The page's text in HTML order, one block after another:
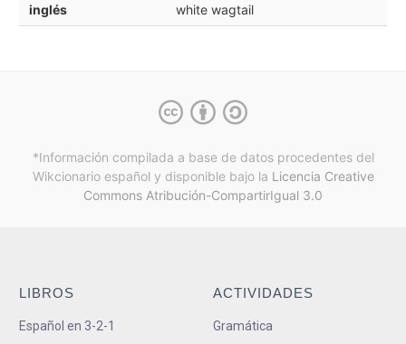
inglés white wagtail
*Información compilada a base de datos procedentes del
Wikcionario español y disponible bajo la Licencia Creative
Commons Atribución-CompartirIgual 3.0
LIBROS
Español en 3-2-1
ACTIVIDADES
Gramática